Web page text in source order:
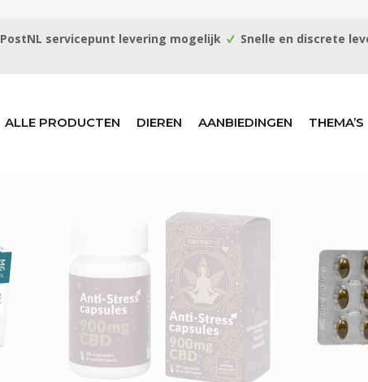
PostNL servicepunt levering mogelijk Snelle en discrete
ALLE PRODUCTEN DIEREN AANBIEDINGEN THEMA’S